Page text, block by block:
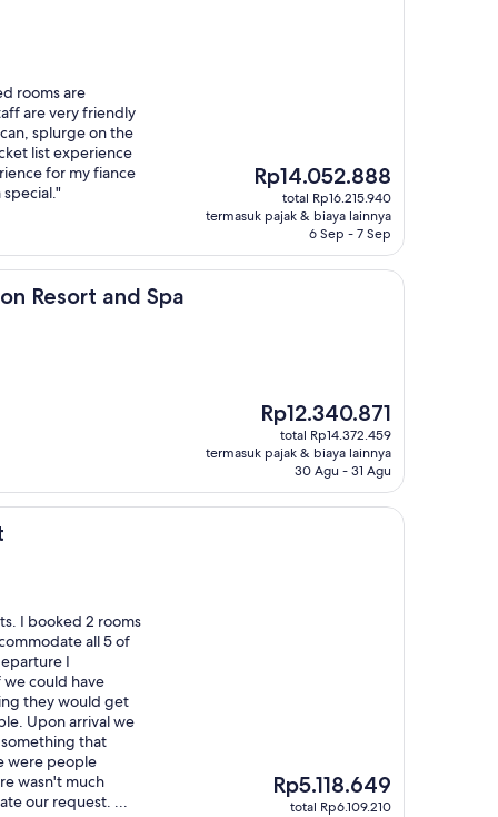
rooms are
are very friendly
splurge on the
list experience
for my fiance
Harga
sekarang
Rp14.052.888
Rp14.052.888
total Rp16.215.940
termasuk pajak & biaya lainnya
6 Sep - 7 Sep
Resort and Spa
and Spa
Harga
sekarang
Rp12.340.871
Rp12.340.871
total Rp14.372.459
termasuk pajak & biaya lainnya
30 Agu - 31 Agu
I booked 2 rooms
all 5 of
I
could have
they would get
Upon arrival we
that
were people
wasn't much
our request. ...
Harga
sekarang
Rp5.118.649
total Rp6.109.210